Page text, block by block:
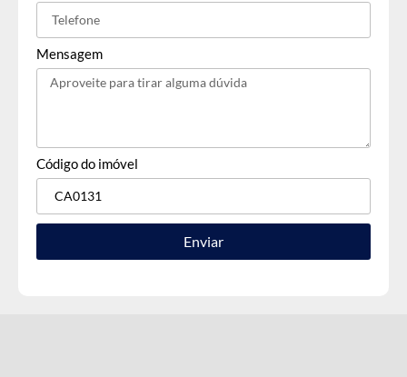
Mensagem
Código do imóvel
Enviar